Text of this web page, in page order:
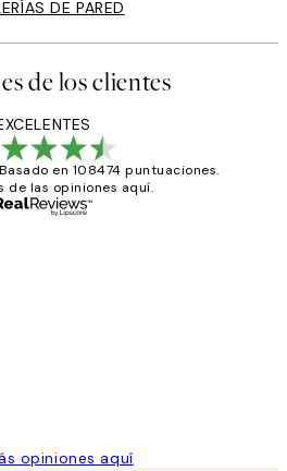
DE PARED
de los clientes
Basado en 108474 puntuaciones.
de las opiniones aquí.
opiniones aquí